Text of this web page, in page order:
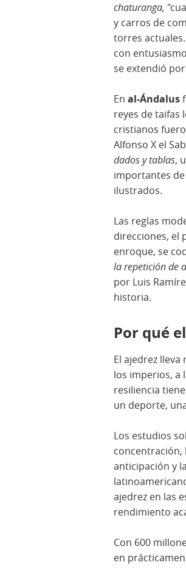
chaturanga,
y carros de
torres
con
se extendió
En al-Ándalus
reyes de taifas
cristianos
Alfonso X el
dados y tablas,
importantes
ilustrados.
Las reglas
direcciones, el
enroque, se
la repetición de
por Luis
historia.
Por qué
El ajedrez
los imperios, a
resiliencia
un deporte,
Los estudios
concentración,
anticipación y
ajedrez en las
rendimiento
Con 600
en